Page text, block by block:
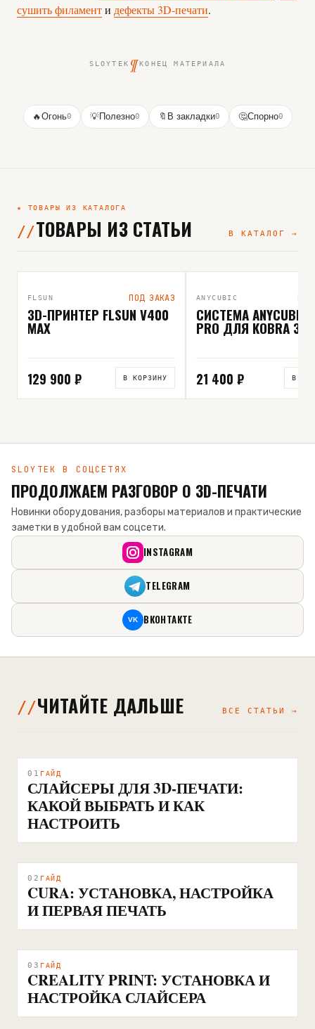
сушить филаменти дефекты 3D-печати.
SLOYTEK ¶КОНЕЦ МАТЕРИАЛА
🔥Огонь0 💡Полезно0 🔖 В закладки0 🤔Спорно0
★ ТОВАРЫ ИЗ КАТАЛОГА
ТОВАРЫ ИЗ СТАТЬИ В КАТАЛОГ →
FLSUN ПОД ЗАКАЗ
3D-ПРИНТЕР FLSUN V400
MAX
129 900 ₽ В КОРЗИНУ
ANYCUBIC В
СИСТЕМА ANYCUBIC
PRO ДЛЯ KOBRA 3
21 400 ₽ В
SLOYTEK В СОЦСЕТЯХ
ПРОДОЛЖАЕМ РАЗГОВОР О 3D-ПЕЧАТИ
Новинки оборудования, разборы материалов и практические
заметки в удобной вам соцсети.
INSTAGRAM
TELEGRAM
VK ВКОНТАКТЕ
ЧИТАЙТЕ ДАЛЬШЕ ВСЕ СТАТЬИ →
01 ГАЙД
СЛАЙСЕРЫ ДЛЯ 3D-ПЕЧАТИ:
КАКОЙ ВЫБРАТЬ И КАК
НАСТРОИТЬ
02 ГАЙД
CURA: УСТАНОВКА, НАСТРОЙКА
И ПЕРВАЯ ПЕЧАТЬ
03 ГАЙД
CREALITY PRINT: УСТАНОВКА И
НАСТРОЙКА СЛАЙСЕРА